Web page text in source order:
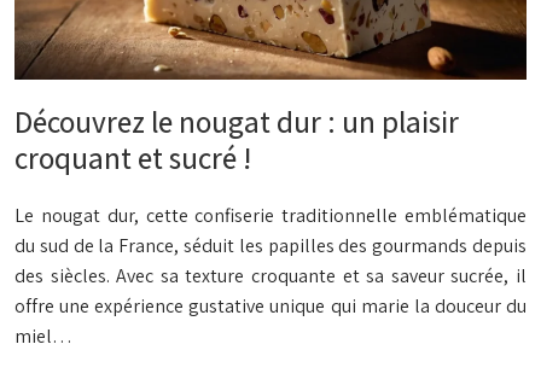
Découvrez le nougat dur : un plaisir
croquant et sucré !
Le nougat dur, cette confiserie traditionnelle emblématique
du sud de la France, séduit les papilles des gourmands depuis
des siècles. Avec sa texture croquante et sa saveur sucrée, il
offre une expérience gustative unique qui marie la douceur du
miel…